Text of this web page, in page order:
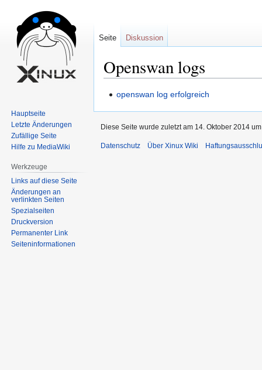
Openswan logs
Zur
Zur openswan log erfolgreich
Seite Diskussion
Hauptseite
Letzte Änderungen
Zufällige Seite
Hilfe zu MediaWiki
Werkzeuge
Links auf diese Seite
Änderungen an
verlinkten Seiten
Spezialseiten
Druckversion
Permanenter Link
Seiten­informationen
Diese Seite wurde zuletzt am 14. Oktober 2014
Datenschutz Über Xinux Wiki